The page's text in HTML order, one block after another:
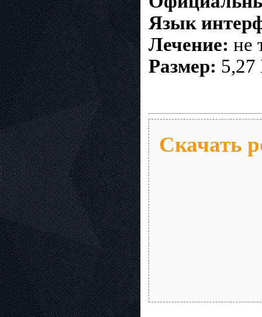
Язык
Лечение: не
Размер:
Скачать